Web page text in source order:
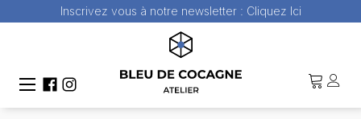
Inscrivez vous à notre newsletter : Cliquez Ici
INFOS SUR LA
PRÉCOMMANDE